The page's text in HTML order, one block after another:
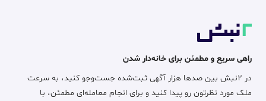
راهی سریع و مطمئن برای خانه‌دار شدن
در ۲نبش بین صدها هزار آگهی ثبت‌شده جست‌وجو کنید، به سرعت
ملک مورد نظرتون رو پیدا کنید و برای انجام معامله‌ای مطمئن، با